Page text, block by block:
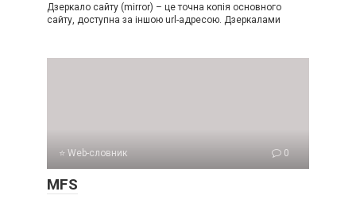
Дзеркало сайту (mirror) – це точна копія основного
сайту, доступна за іншою url-адресою. Дзеркалами
⭐ Web-словник 0
MFS